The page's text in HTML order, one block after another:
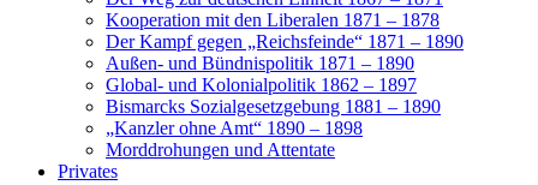
Kooperation mit den Liberalen 1871 – 1878
Der Kampf gegen „Reichsfeinde“ 1871 – 1890
Außen- und Bündnispolitik 1871 – 1890
Global- und Kolonialpolitik 1862 – 1897
Bismarcks Sozialgesetzgebung 1881 – 1890
„Kanzler ohne Amt“ 1890 – 1898
Morddrohungen und Attentate
Privates